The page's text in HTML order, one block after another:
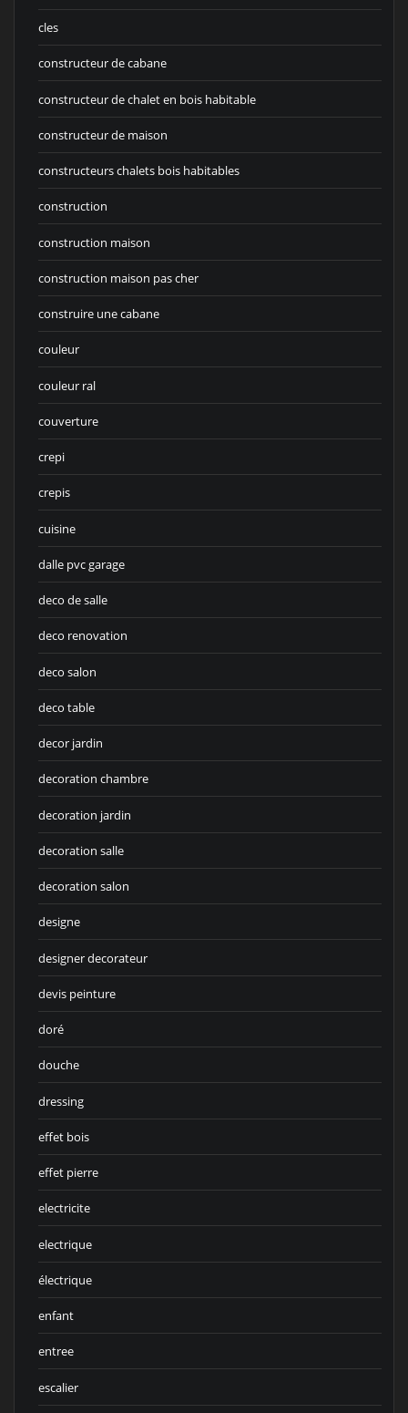
cles
constructeur de cabane
constructeur de chalet en bois habitable
constructeur de maison
constructeurs chalets bois habitables
construction
construction maison
construction maison pas cher
construire une cabane
couleur
couleur ral
couverture
crepi
crepis
cuisine
dalle pvc garage
deco de salle
deco renovation
deco salon
deco table
decor jardin
decoration chambre
decoration jardin
decoration salle
decoration salon
designe
designer decorateur
devis peinture
doré
douche
dressing
effet bois
effet pierre
electricite
electrique
électrique
enfant
entree
escalier